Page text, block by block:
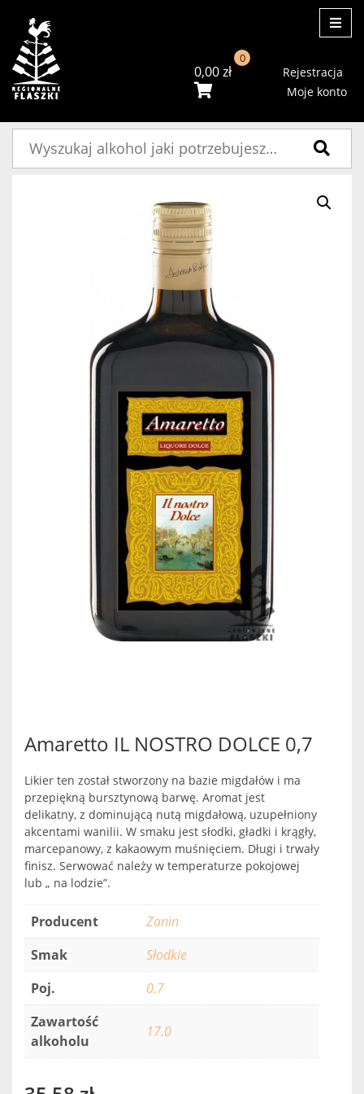
0,00zł
0
Rejestracja
Moje konto
Amaretto IL NOSTRO DOLCE 0,7
Likier ten został stworzony na bazie migdałów i ma
przepiękną bursztynową barwę. Aromat jest
delikatny, z dominującą nutą migdałową, uzupełniony
akcentami wanilii. W smaku jest słodki, gładki i krągły,
marcepanowy, z kakaowym muśnięciem. Długi i trwały
finisz. Serwować należy w temperaturze pokojowej
lub „ na lodzie”.
Producent
Zanin
Smak
Słodkie
Poj.
0.7
Zawartość
alkoholu
17.0